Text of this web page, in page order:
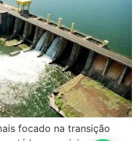
focado na transição